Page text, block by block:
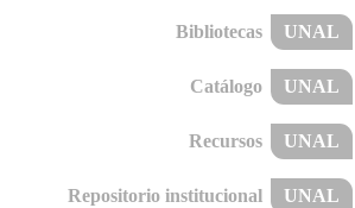
Bibliotecas UNAL
Catálogo UNAL
Recursos UNAL
Repositorio institucional UNAL